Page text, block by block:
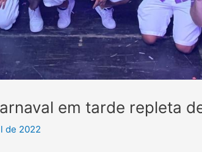
em tarde repleta
de 2022